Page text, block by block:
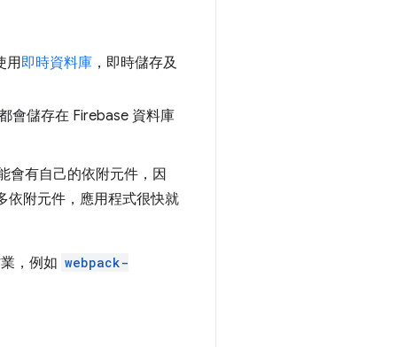
用即時資料庫 ，即時儲存及
會儲存在 Firebase 資料庫
會有自己的依附元件，因
依附元件，應用程式很快就
，例如 webpack-